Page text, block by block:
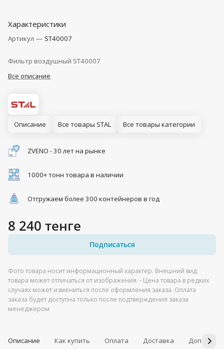
Характеристики
Артикул — ST40007
Фильтр воздушный ST40007
Все описание
Описание Все товары STAL Все товары категории
ZVENO - 30 лет на рынке
1000+ тонн товара в наличии
Отгружаем более 300 контейнеров в год
8 240 тенге
Подписаться
Фото товара носит информационный характер. Внешний вид
товара может отличаться от изображения. - Цена товара в редких
случаях может измениться после оформления заказа. Оплата
заказа будет доступна только после подтверждения заказа
менеджером
Описание Как купить Оплата Доставка